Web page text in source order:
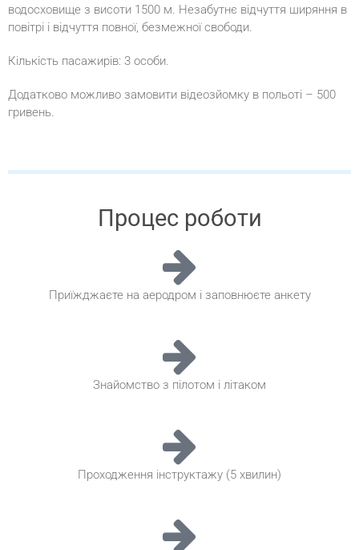
водосховище з висоти 1500 м. Незабутнє відчуття ширяння в
повітрі і відчуття повної, безмежної свободи.
Кількість пасажирів: 3 особи.
Додатково можливо замовити відеозйомку в польоті – 500
гривень.
Процес роботи
Приїжджаєте на аеродром і заповнюєте анкету
Знайомство з пілотом і літаком
Проходження інструктажу (5 хвилин)